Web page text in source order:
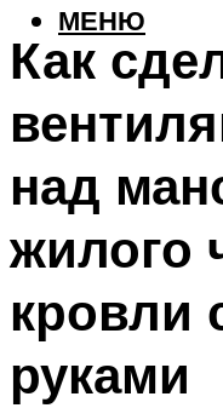
МЕНЮ
Как
над
жилого
кровли
руками